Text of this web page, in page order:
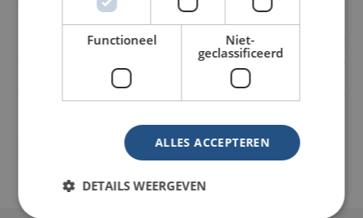
Product totaal
In winkelwagen
Functioneel
Niet-
geclassificeerd
ALLES ACCEPTEREN
DETAILS WEERGEVEN